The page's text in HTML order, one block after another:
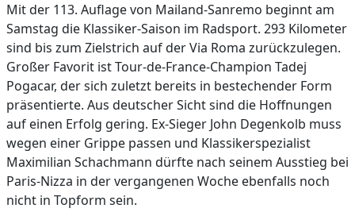
Mit der 113. Auflage von Mailand-Sanremo beginnt am
Samstag die Klassiker-Saison im Radsport. 293 Kilometer
sind bis zum Zielstrich auf der Via Roma zurückzulegen.
Großer Favorit ist Tour-de-France-Champion Tadej
Pogacar, der sich zuletzt bereits in bestechender Form
präsentierte. Aus deutscher Sicht sind die Hoffnungen
auf einen Erfolg gering. Ex-Sieger John Degenkolb muss
wegen einer Grippe passen und Klassikerspezialist
Maximilian Schachmann dürfte nach seinem Ausstieg bei
Paris-Nizza in der vergangenen Woche ebenfalls noch
nicht in Topform sein.